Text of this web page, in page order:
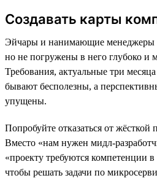
Создавать карты
Эйчары и нанимающие менеджеры
но не погружены в него глубоко и
Требования, актуальные три
бывают бесполезны, а
упущены.
Попробуйте отказаться от жёсткой
Вместо «нам нужен мидл-
«проекту требуются компетенции
чтобы решать задачи по